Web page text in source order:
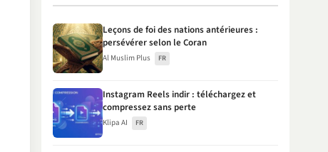
Leçons de foi des nations antérieures :
persévérer selon le Coran
Al Muslim Plus FR
Instagram Reels indir : téléchargez et
compressez sans perte
Klipa AI FR